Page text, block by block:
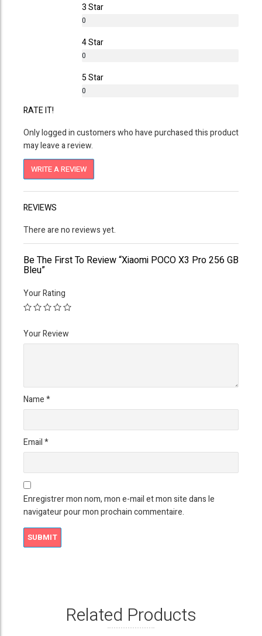
3 Star
0
4 Star
0
5 Star
0
RATE IT!
Only logged in customers who have purchased this product
may leave a review.
WRITE A REVIEW
REVIEWS
There are no reviews yet.
Be The First To Review “Xiaomi POCO X3 Pro 256 GB
Bleu”
Your Rating
Your Review
Name*
Email*
Enregistrer mon nom, mon e-mail et mon site dans le
navigateur pour mon prochain commentaire.
Related Products